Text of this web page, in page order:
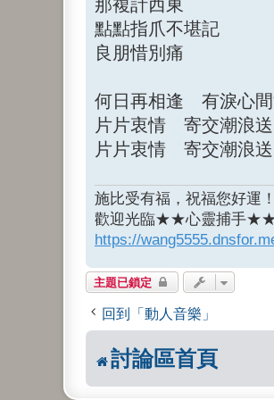
那複計西東
點點指爪不堪記
良朋惜別痛
何日再相逢 有淚心
片片衷情 寄交潮浪送
片片衷情 寄交潮浪送
施比受有福，祝福您好運
歡迎光臨★★心靈捕手★★
https://
主題已鎖定
回到「動人音樂」
討論區首頁